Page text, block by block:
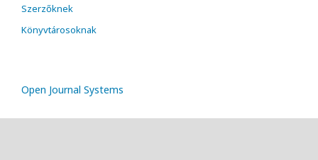
Szerzőknek
Könyvtárosoknak
Open Journal Systems